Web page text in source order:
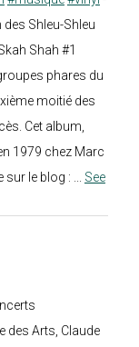
Shleu-Shleu
Shah #1
phares du
moitié des
Cet album,
1979 chez Marc
sur le blog :
See
des Arts, Claude